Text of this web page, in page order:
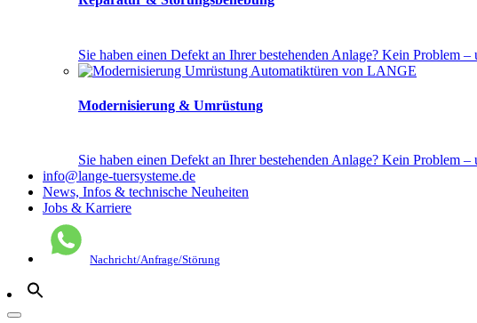
Sie ha­ben ei­nen De­fekt an Ih­rer be­ste­hen­den An­la­ge? Kein Pro­blem
Modernisierung & Umrüstung
Sie ha­ben ei­nen De­fekt an Ih­rer be­ste­hen­den An­la­ge? Kein Pro­blem
info@lange-tuersysteme.de
News, Infos & technische Neuheiten
Jobs & Karriere
Nachricht/Anfrage/Störung